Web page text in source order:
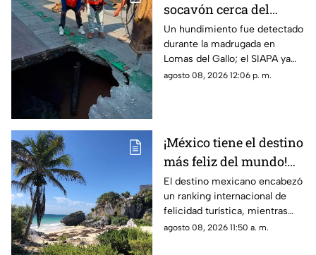
socavón cerca del
parque Luis Quintanar
en Guadalajara
Un hundimiento fue detectado
durante la madrugada en
Lomas del Gallo; el SIAPA ya
trabaja en la reparación y pide
agosto 08, 2026 12:06 p. m.
¡México tiene el destino
más feliz del mundo!
Tulum supera a Miami
y Bora Bora
El destino mexicano encabezó
un ranking internacional de
felicidad turística, mientras
Oaxaca también logró entrar al
agosto 08, 2026 11:50 a. m.